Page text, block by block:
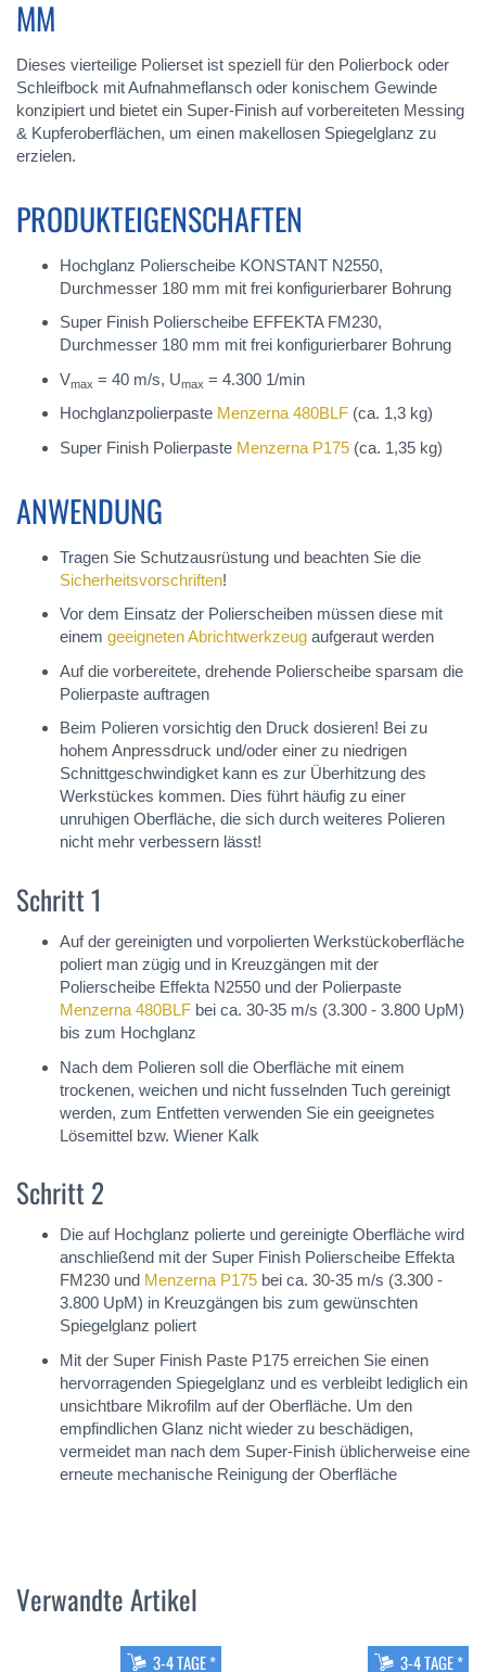
MM
Dieses vierteilige Polierset ist speziell für den Polierbock oder
Schleifbock mit Aufnahmeflansch oder konischem Gewinde
konzipiert und bietet ein Super-Finish auf vorbereiteten Messing
& Kupferoberflächen, um einen makellosen Spiegelglanz zu
erzielen.
PRODUKTEIGENSCHAFTEN
Hochglanz Polierscheibe KONSTANT N2550,
Durchmesser 180 mm mit frei konfigurierbarer Bohrung
Super Finish Polierscheibe EFFEKTA FM230,
Durchmesser 180 mm mit frei konfigurierbarer Bohrung
Vmax = 40 m/s, Umax = 4.300 1/min
Hochglanzpolierpaste Menzerna 480BLF (ca. 1,3 kg)
Super Finish Polierpaste Menzerna P175 (ca. 1,35 kg)
ANWENDUNG
Tragen Sie Schutzausrüstung und beachten Sie die
Sicherheitsvorschriften!
Vor dem Einsatz der Polierscheiben müssen diese mit
einem geeigneten Abrichtwerkzeug aufgeraut werden
Auf die vorbereitete, drehende Polierscheibe sparsam die
Polierpaste auftragen
Beim Polieren vorsichtig den Druck dosieren! Bei zu
hohem Anpressdruck und/oder einer zu niedrigen
Schnittgeschwindigket kann es zur Überhitzung des
Werkstückes kommen. Dies führt häufig zu einer
unruhigen Oberfläche, die sich durch weiteres Polieren
nicht mehr verbessern lässt!
Schritt 1
Auf der gereinigten und vorpolierten Werkstückoberfläche
poliert man zügig und in Kreuzgängen mit der
Polierscheibe Effekta N2550 und der Polierpaste
Menzerna 480BLF bei ca. 30-35 m/s (3.300 - 3.800 UpM)
bis zum Hochglanz
Nach dem Polieren soll die Oberfläche mit einem
trockenen, weichen und nicht fusselnden Tuch gereinigt
werden, zum Entfetten verwenden Sie ein geeignetes
Lösemittel bzw. Wiener Kalk
Schritt 2
Die auf Hochglanz polierte und gereinigte Oberfläche wird
anschließend mit der Super Finish Polierscheibe Effekta
FM230 und Menzerna P175 bei ca. 30-35 m/s (3.300 -
3.800 UpM) in Kreuzgängen bis zum gewünschten
Spiegelglanz poliert
Mit der Super Finish Paste P175 erreichen Sie einen
hervorragenden Spiegelglanz und es verbleibt lediglich ein
unsichtbare Mikrofilm auf der Oberfläche. Um den
empfindlichen Glanz nicht wieder zu beschädigen,
vermeidet man nach dem Super-Finish üblicherweise eine
erneute mechanische Reinigung der Oberfläche
Verwandte Artikel
3-4 TAGE * 3-4 TAGE *